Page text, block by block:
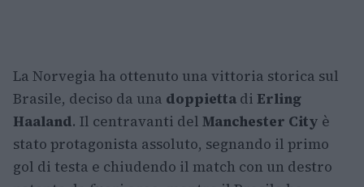
La Norvegia ha ottenuto una vittoria storica sul
Brasile, deciso da una doppietta di Erling
Haaland. Il centravanti del Manchester City è
stato protagonista assoluto, segnando il primo
gol di testa e chiudendo il match con un destro